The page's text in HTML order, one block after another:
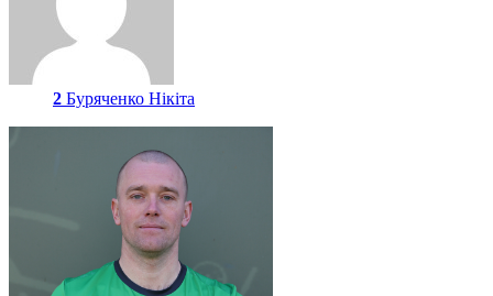
2 Буряченко Нікіта